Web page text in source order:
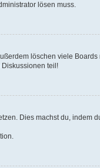
lösen muss.
löschen viele
teil!
Dies machst du, indem